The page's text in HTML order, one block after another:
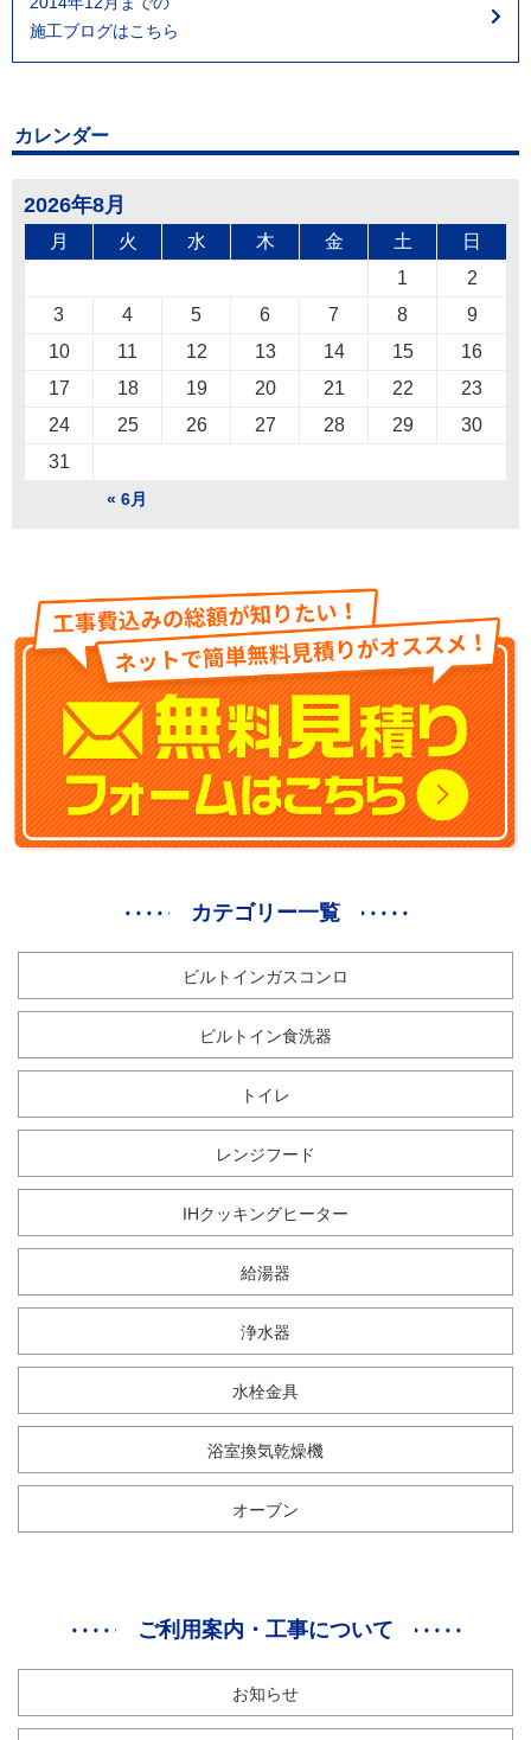
施工ブログはこちら
カレンダー
2026年8月
月 火 水 木 金 土 日
« 6月
1
2
3
4 5 6 7 8
9
10
11 12 13 14 15
16
17
18 19 20 21 22
23
24
25 26 27 28 29
30
31
カテゴリー一覧
ビルトインガスコンロ
ビルトイン食洗器
トイレ
レンジフード
IHクッキングヒーター
給湯器
浄水器
水栓金具
浴室換気乾燥機
オーブン
ご利用案内・工事について
お知らせ